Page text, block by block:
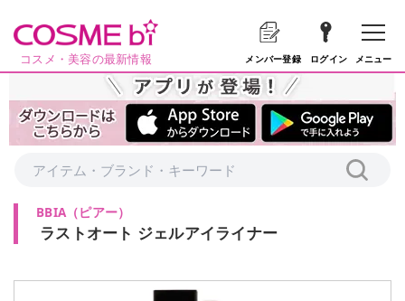
コスメ・美容の最新情報 メンバー登録 ログイン メニュー
BBIA（ピアー）
ラストオート ジェルアイライナー